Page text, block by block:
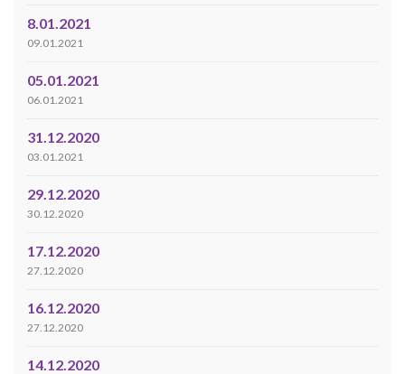
8.01.2021
09.01.2021
05.01.2021
06.01.2021
31.12.2020
03.01.2021
29.12.2020
30.12.2020
17.12.2020
27.12.2020
16.12.2020
27.12.2020
14.12.2020